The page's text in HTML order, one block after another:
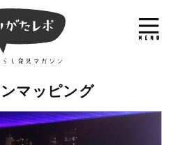
マッピング